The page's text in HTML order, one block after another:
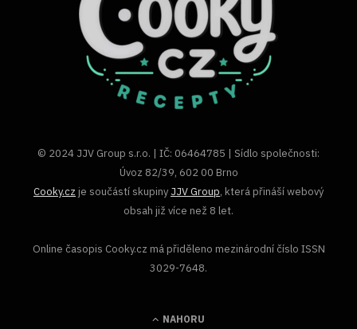
© 2024 JJV Group s.r.o. | IČ: 06464785 | Sídlo společnosti:
Úvoz 82/39, 602 00 Brno
Cooky.cz je součástí skupiny JJV Group, která přináší webový
obsah již více než 8 let.
Online časopis Cooky.cz má přiděleno mezinárodní číslo ISSN
3029-7648.
NAHORU